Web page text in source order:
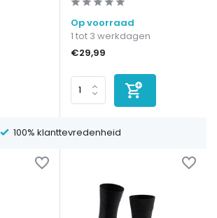
Op voorraad
1 tot 3 werkdagen
€29,99
1-3 dagen levertijd